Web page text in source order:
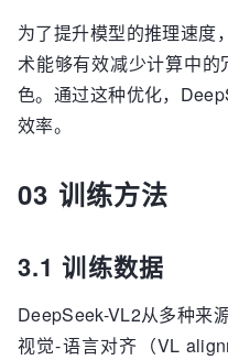
为了提升模型的推理速度
术能够有效减少计算中
色。通过这种优化，
效率。
03 训练方法
3.1 训练数据
DeepSeek-VL2从多种来
视觉-语言对齐（VL